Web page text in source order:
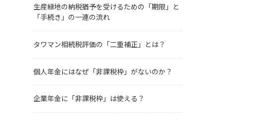
生産緑地の納税猶予を受けるための「期限」と
「手続き」の一連の流れ
タワマン相続税評価の「二重補正」とは？
個人年金にはなぜ「非課税枠」がないのか？
企業年金に「非課税枠」は使える？